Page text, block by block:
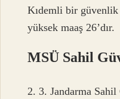
Kıdemli bir
yüksek maaş 26’dır.
MSÜ Sahil
2. 3. Jandarma